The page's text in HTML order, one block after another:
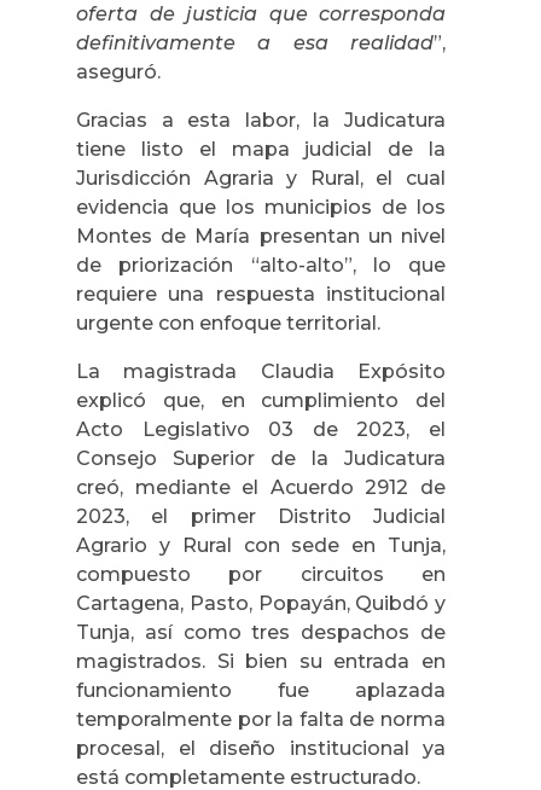
oferta de justicia que corresponda
definitivamente a esa realidad”,
aseguró.
Gracias a esta labor, la Judicatura
tiene listo el mapa judicial de la
Jurisdicción Agraria y Rural, el cual
evidencia que los municipios de los
Montes de María presentan un nivel
de priorización “alto-alto”, lo que
requiere una respuesta institucional
urgente con enfoque territorial.
La magistrada Claudia Expósito
explicó que, en cumplimiento del
Acto Legislativo 03 de 2023, el
Consejo Superior de la Judicatura
creó, mediante el Acuerdo 2912 de
2023, el primer Distrito Judicial
Agrario y Rural con sede en Tunja,
compuesto por circuitos en
Cartagena, Pasto, Popayán, Quibdó y
Tunja, así como tres despachos de
magistrados. Si bien su entrada en
funcionamiento fue aplazada
temporalmente por la falta de norma
procesal, el diseño institucional ya
está completamente estructurado.